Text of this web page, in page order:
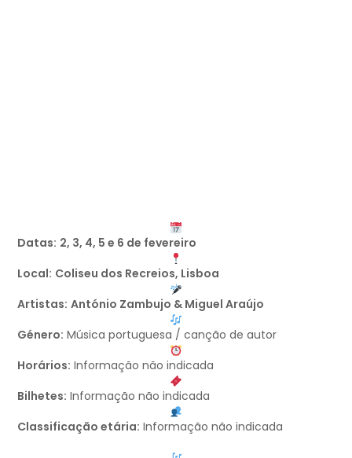
Datas: 2, 3, 4, 5 e 6 de fevereiro
Local: Coliseu dos Recreios, Lisboa
Artistas: António Zambujo & Miguel Araújo
Género: Música portuguesa / canção de autor
Horários: Informação não indicada
Bilhetes: Informação não indicada
Classificação etária: Informação não indicada